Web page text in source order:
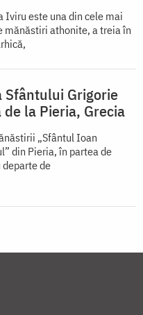
Iviru este una din cele mai
mănăstiri athonite, a treia în
Sfântului Grigorie
de la Pieria, Grecia
„Sfântul Ioan
din Pieria, în partea de
de